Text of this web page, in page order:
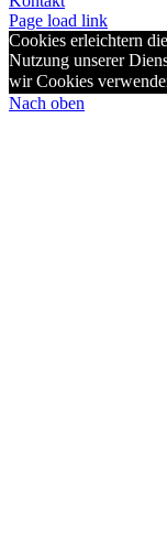
Page load link
Cookies erleichtern
Nutzung unserer
wir Cookies
Nach oben